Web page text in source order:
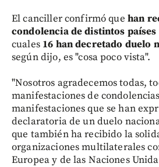
El canciller confirmó que han
condolencia de distintos
cuales 16 han decretado duelo
según dijo, es "cosa poco vista".
"Nosotros agradecemos todas,
manifestaciones de
manifestaciones que se han
declaratoria de un duelo
que también ha recibido la
organizaciones multilaterales
Europea y de las Naciones